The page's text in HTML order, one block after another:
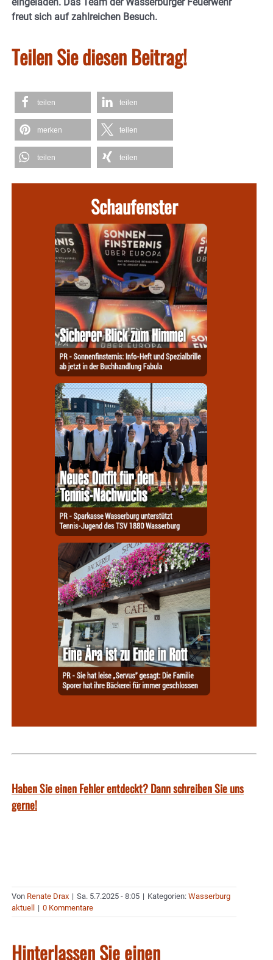
freut sich auf zahlreichen Besuch.
Teilen Sie diesen Beitrag!
teilen teilen
merken teilen
teilen teilen
Schaufenster
Haben Sie einen Fehler entdeckt? Dann schreiben Sie uns
gerne!
Von Renate Drax | Sa. 5.7.2025 - 8:05 | Kategorien: Wasserburg
aktuell | 0 Kommentare
Hinterlassen Sie einen